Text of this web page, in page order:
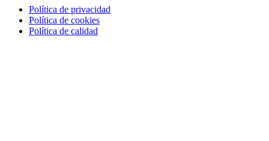
Política de privacidad
Política de cookies
Política de calidad